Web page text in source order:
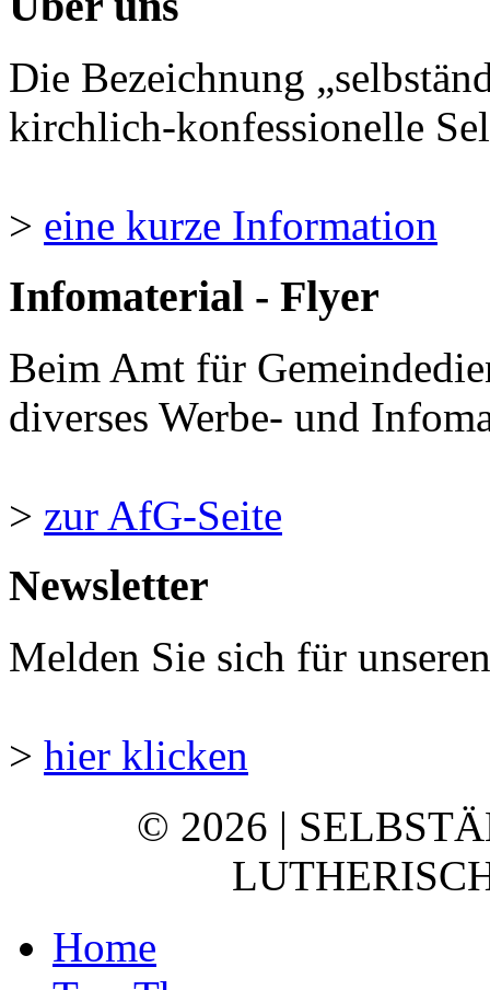
Die Bezeichnung
kirchlich-konfessionelle
> eine kurze Information
Infomaterial - Flyer
Beim Amt für
diverses Werbe- und
> zur AfG-Seite
Newsletter
Melden Sie sich für
> hier klicken
© 2026 |
Home